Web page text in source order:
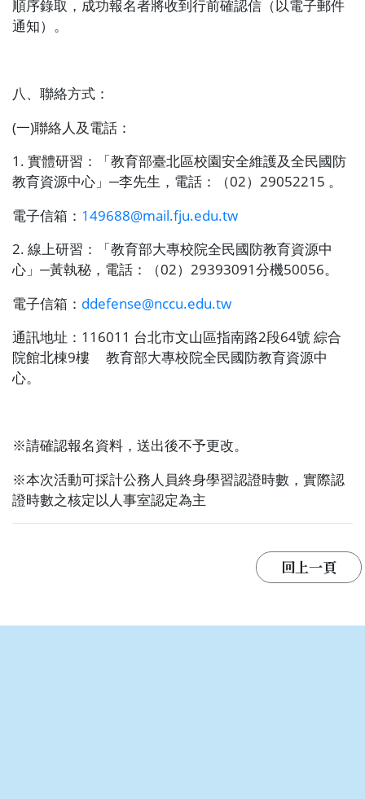
順序錄取，成功報名者將收到行前確認信（以電子郵件
通知）。
八、聯絡方式：
(一)聯絡人及電話：
1. 實體研習：「教育部臺北區校園安全維護及全民國防
教育資源中心」─李先生，電話：（02） 29052215 。
電子信箱： 149688@mail.fju.edu.tw
2. 線上研習：「教育部大專校院全民國防教育資源中
心」─黃執秘，電話：（02） 29393091分機50056。
電子信箱： ddefense@nccu.edu.tw
通訊地址： 116011 台北市文山區指南路2段64號綜合
院館北棟9樓
教育部大專校院全民國防教育資源中
心。
※請確認報名資料，送出後不予更改。
※本次活動可採計公務人員終身學習認證時數，實際認
證時數之核定以人事室認定為主